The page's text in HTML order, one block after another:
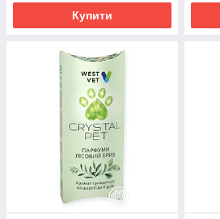
Купити